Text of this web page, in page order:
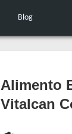
Blog
Alimento
Vitalcan